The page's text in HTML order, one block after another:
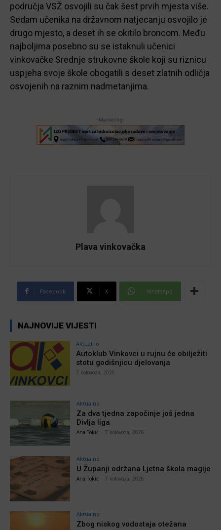
područja VSŽ osvojili su čak šest prvih mjesta više.
Sedam učenika na državnom natjecanju osvojilo je
drugo mjesto, a deset ih se okitilo broncom. Među
najboljima posebno su se istaknuli učenici
vinkovačke Srednje strukovne škole koji su riznicu
uspjeha svoje škole obogatili s deset zlatnih odličja
osvojenih na raznim nadmetanjima.
-Marketing-
Plava vinkovačka
Facebook X WhatsApp
NAJNOVIJE VIJESTI
Aktualno
Autoklub Vinkovci u rujnu će obilježiti
stotu godišnjicu djelovanja
7 kolovoza, 2026
Aktualno
Za dva tjedna započinje još jedna
Divlja liga
Ana Tokić 7 kolovoza, 2026
Aktualno
U Županji održana Ljetna škola magije
Ana Tokić 7 kolovoza, 2026
Aktualno
Zbog niskog vodostaja otežana